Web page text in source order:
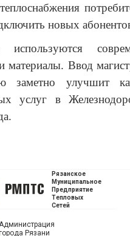
новых
материалы. Ввод
заметно улучшит
услуг в
Рязанское
Муниципальное
Предприятие
Тепловых
Сетей
Рязани